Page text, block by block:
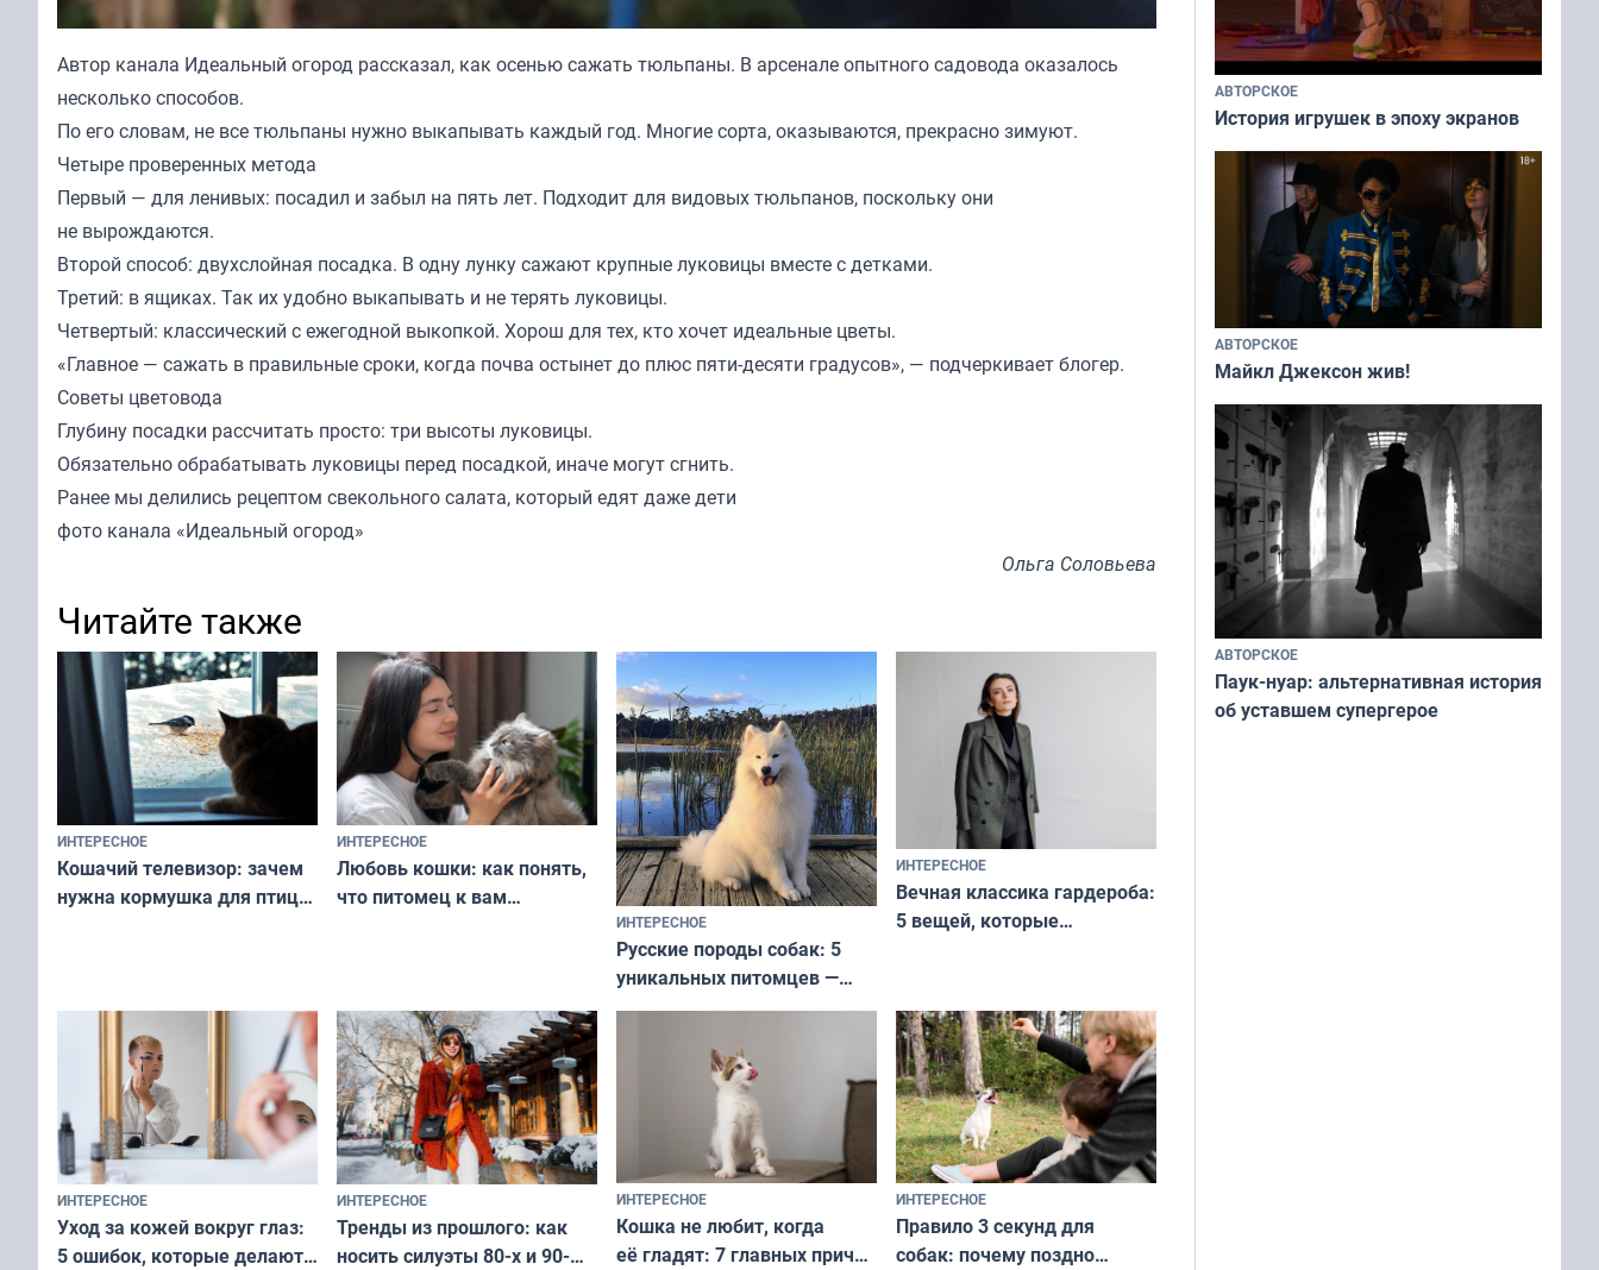
Автор канала Идеальный огород рассказал, как осенью сажать тюльпаны. В арсенале опытного садовода оказалось
несколько способов.
По его словам, не все тюльпаны нужно выкапывать каждый год. Многие сорта, оказываются, прекрасно зимуют.
Четыре проверенных метода
Первый — для ленивых: посадил и забыл на пять лет. Подходит для видовых тюльпанов, поскольку они
не вырождаются.
Второй способ: двухслойная посадка. В одну лунку сажают крупные луковицы вместе с детками.
Третий: в ящиках. Так их удобно выкапывать и не терять луковицы.
Четвертый: классический с ежегодной выкопкой. Хорош для тех, кто хочет идеальные цветы.
«Главное — сажать в правильные сроки, когда почва остынет до плюс пяти-десяти градусов», — подчеркивает блогер.
Советы цветовода
Глубину посадки рассчитать просто: три высоты луковицы.
Обязательно обрабатывать луковицы перед посадкой, иначе могут сгнить.
Ранее мы делились рецептом свекольного салата, который едят даже дети
фото канала «Идеальный огород»
Ольга Соловьева
Читайте также
ИНТЕРЕСНОЕ
Кошачий телевизор: зачем
нужна кормушка для птиц
ИНТЕРЕСНОЕ
Любовь кошки: как понять,
что питомец к вам
ИНТЕРЕСНОЕ
Русские породы собак: 5
уникальных питомцев —
национальные сокровища
и характером
ИНТЕРЕСНОЕ
Вечная классика гардероба:
5 вещей, которые
и актуально в любой сезон
ИНТЕРЕСНОЕ
Уход за кожей вокруг глаз:
5 ошибок, которые делают
ИНТЕРЕСНОЕ
Тренды из прошлого: как
носить силуэты 80-х и 90-
ИНТЕРЕСНОЕ
Кошка не любит, когда
её гладят: 7 главных причин
ИНТЕРЕСНОЕ
Правило 3 секунд для
собак: почему поздно
АВТОРСКОЕ
История игрушек в эпоху экранов
АВТОРСКОЕ
Майкл Джексон жив!
АВТОРСКОЕ
Паук-нуар: альтернативная история
об уставшем супергерое